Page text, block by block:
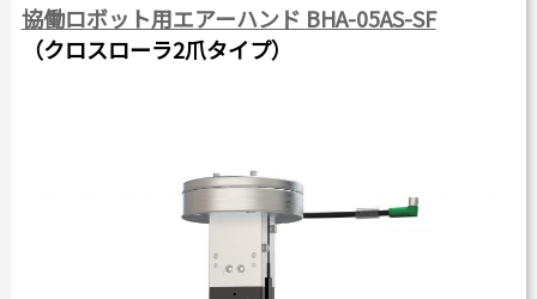
協働ロボット用エアーハンド BHA-05AS-SF
（クロスローラ2爪タイプ）